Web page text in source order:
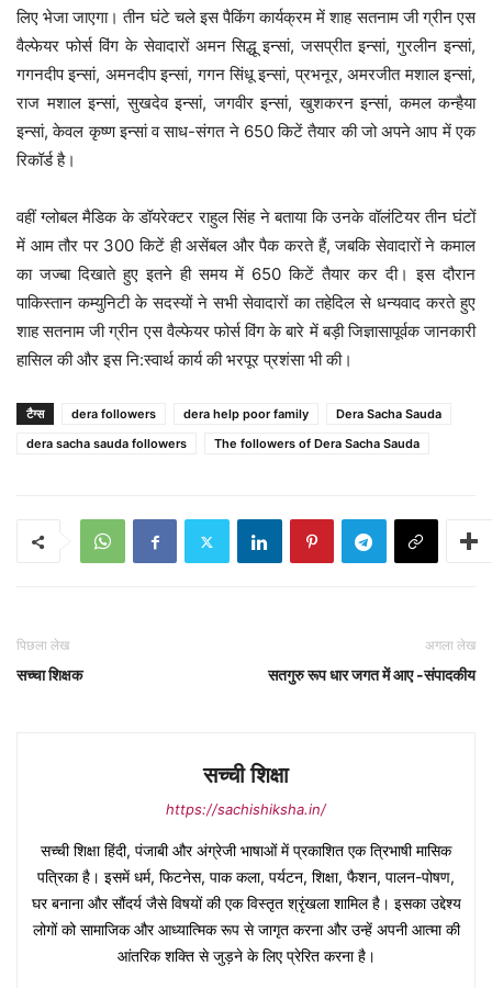
लिए भेजा जाएगा। तीन घंटे चले इस पैकिंग कार्यक्रम में शाह सतनाम जी ग्रीन एस
वैल्फेयर फोर्स विंग के सेवादारों अमन सिद्धू इन्सां, जसप्रीत इन्सां, गुरलीन इन्सां,
गगनदीप इन्सां, अमनदीप इन्सां, गगन सिंधू इन्सां, प्रभनूर, अमरजीत मशाल इन्सां,
राज मशाल इन्सां, सुखदेव इन्सां, जगवीर इन्सां, खुशकरन इन्सां, कमल कन्हैया
इन्सां, केवल कृष्ण इन्सां व साध-संगत ने 650 किटें तैयार की जो अपने आप में एक
रिकॉर्ड है।
वहीं ग्लोबल मैडिक के डॉयरेक्टर राहुल सिंह ने बताया कि उनके वॉलंटियर तीन घंटों
में आम तौर पर 300 किटें ही असेंबल और पैक करते हैं, जबकि सेवादारों ने कमाल
का जज्बा दिखाते हुए इतने ही समय में 650 किटें तैयार कर दी। इस दौरान
पाकिस्तान कम्युनिटी के सदस्यों ने सभी सेवादारों का तहेदिल से धन्यवाद करते हुए
शाह सतनाम जी ग्रीन एस वैल्फेयर फोर्स विंग के बारे में बड़ी जिज्ञासापूर्वक जानकारी
हासिल की और इस नि:स्वार्थ कार्य की भरपूर प्रशंसा भी की।
टैग्स dera followers dera help poor family
Dera Sacha Sauda
dera sacha sauda followers
The followers of Dera Sacha Sauda
पिछला लेख
सच्चा शिक्षक
अगला लेख
सतगुरु रूप धार जगत में आए -संपादकीय
सच्ची शिक्षा
https://sachishiksha.in/
सच्ची शिक्षा हिंदी, पंजाबी और अंग्रेजी भाषाओं में प्रकाशित एक त्रिभाषी मासिक
पत्रिका है। इसमें धर्म, फिटनेस, पाक कला, पर्यटन, शिक्षा, फैशन, पालन-पोषण,
घर बनाना और सौंदर्य जैसे विषयों की एक विस्तृत श्रृंखला शामिल है। इसका उद्देश्य
लोगों को सामाजिक और आध्यात्मिक रूप से जागृत करना और उन्हें अपनी आत्मा की
आंतरिक शक्ति से जुड़ने के लिए प्रेरित करना है।